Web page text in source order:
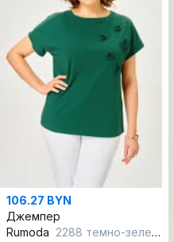
106.27 BYN
Джемпер
Rumoda 2288 темно-зеленый